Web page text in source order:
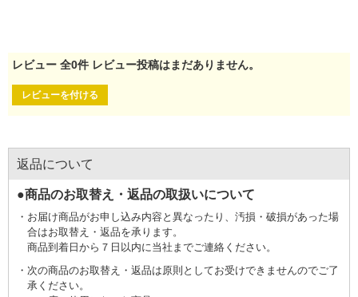
レビュー 全0件 レビュー投稿はまだありません。
レビューを付ける
返品について
●商品のお取替え・返品の取扱いについて
お届け商品がお申し込み内容と異なったり、汚損・破損があった場
合はお取替え・返品を承ります。
商品到着日から７日以内に当社までご連絡ください。
次の商品のお取替え・返品は原則としてお受けできませんのでご了
承ください。